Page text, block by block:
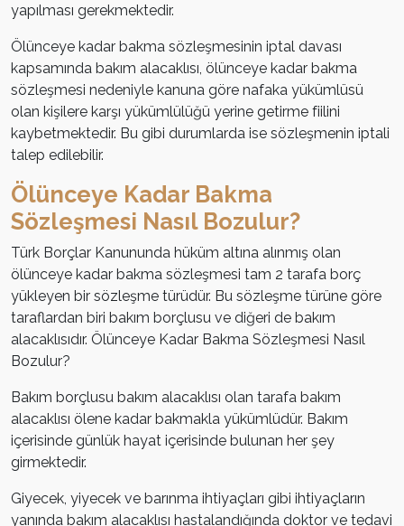
yapılması gerekmektedir.
Ölünceye kadar bakma sözleşmesinin iptal davası
kapsamında bakım alacaklısı, ölünceye kadar bakma
sözleşmesi nedeniyle kanuna göre nafaka yükümlüsü
olan kişilere karşı yükümlülüğü yerine getirme fiilini
kaybetmektedir. Bu gibi durumlarda ise sözleşmenin iptali
talep edilebilir.
Ölünceye Kadar Bakma
Sözleşmesi Nasıl Bozulur?
Türk Borçlar Kanununda hüküm altına alınmış olan
ölünceye kadar bakma sözleşmesi tam 2 tarafa borç
yükleyen bir sözleşme türüdür. Bu sözleşme türüne göre
taraflardan biri bakım borçlusu ve diğeri de bakım
alacaklısıdır. Ölünceye Kadar Bakma Sözleşmesi Nasıl
Bozulur?
Bakım borçlusu bakım alacaklısı olan tarafa bakım
alacaklısı ölene kadar bakmakla yükümlüdür. Bakım
içerisinde günlük hayat içerisinde bulunan her şey
girmektedir.
Giyecek, yiyecek ve barınma ihtiyaçları gibi ihtiyaçların
yanında bakım alacaklısı hastalandığında doktor ve tedavi